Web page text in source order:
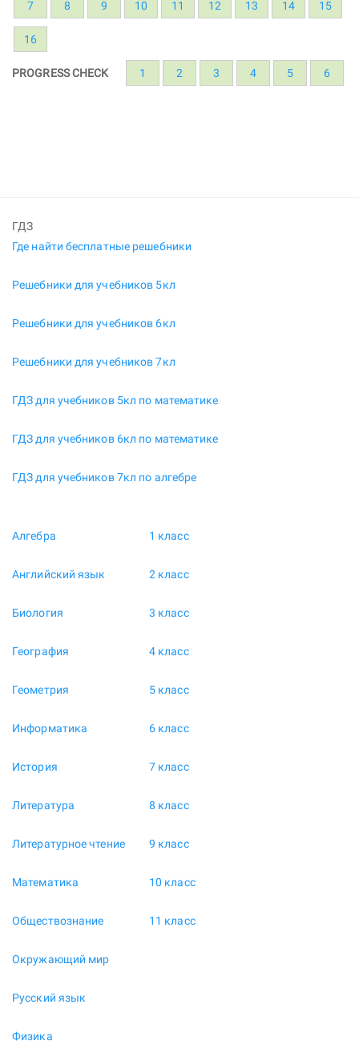
7 8 9 10 11 12 13 14 15
16
PROGRESS CHECK 1 2 3 4 5 6
ГДЗ
Где найти бесплатные решебники
Решебники для учебников 5кл
Решебники для учебников 6кл
Решебники для учебников 7кл
ГДЗ для учебников 5кл по математике
ГДЗ для учебников 6кл по математике
ГДЗ для учебников 7кл по алгебре
Алгебра
Английский язык
Биология
География
Геометрия
Информатика
История
Литература
Литературное чтение
Математика
Обществознание
Окружающий мир
Русский язык
Физика
1 класс
2 класс
3 класс
4 класс
5 класс
6 класс
7 класс
8 класс
9 класс
10 класс
11 класс